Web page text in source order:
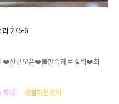
리 275-6
❤️신규오픈❤️불만족제로 실력❤️최
하나 명불허전 유미